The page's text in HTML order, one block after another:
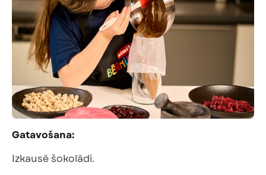
Gatavošana:
Izkausē šokolādi.